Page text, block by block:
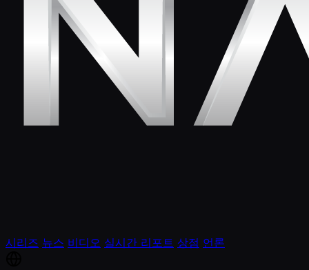
시리즈 뉴스 비디오 실시간 리포트 상점 언론